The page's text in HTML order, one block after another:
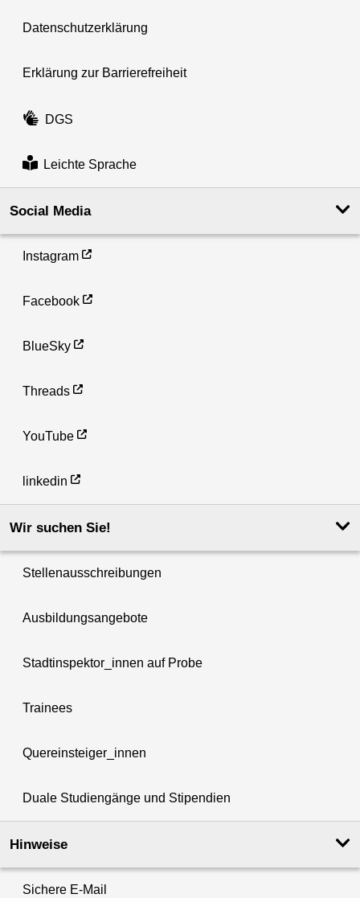
Datenschutzerklärung
Erklärung zur Barrierefreiheit
DGS
Leichte Sprache
Social Media
Instagram
Facebook
BlueSky
Threads
YouTube
linkedin
Wir suchen Sie!
Stellenausschreibungen
Ausbildungsangebote
Stadtinspektor_innen auf Probe
Trainees
Quereinsteiger_innen
Duale Studiengänge und Stipendien
Hinweise
Sichere E-Mail